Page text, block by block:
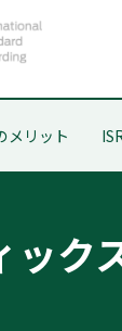
メリット
ック